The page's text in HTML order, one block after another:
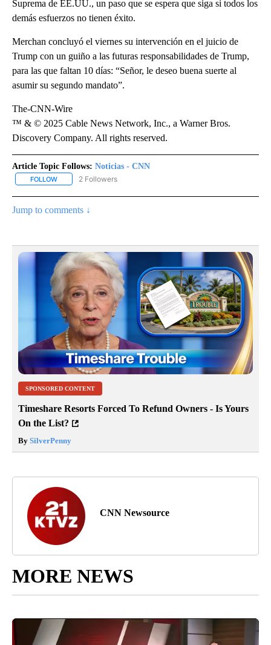
Suprema de EE.UU., un paso que se espera que siga si todos los
demás esfuerzos no tienen éxito.
Merchan concluyó el viernes su intervención en el juicio de
Trump con un guiño a las futuras responsabilidades de Trump,
para las que faltan 10 días: “Señor, le deseo buena suerte al
asumir su segundo mandato”.
The-CNN-Wire
™ & © 2025 Cable News Network, Inc., a Warner Bros.
Discovery Company. All rights reserved.
Article Topic Follows: Noticias - CNN
FOLLOW FOLLOW "NOTICIAS - CNN" TO RECEIVE NOTIFICATIONS ABOUT
2 Followers
Jump to comments ↓
SPONSORED CONTENT
Timeshare Resorts Forced To Refund Owners - Is Yours
On the List?
By SilverPenny
CNN Newsource
MORE NEWS